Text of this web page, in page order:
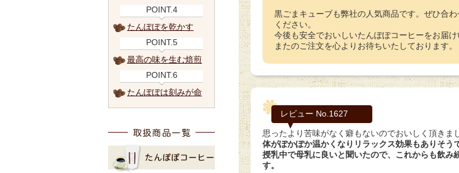
黒ごまキューブも弊社の人気商品です。ぜひ合わ
ください。
今後も安全でおいしいたんぽぽコーヒーをお届け
またのご注文を心よりお待ちいたしております。
レビュー No.1627
思ったより苦味がなく癖もないのでおいしく頂きま
体がぽかぽか温かくなりリラックス効果もありそう
授乳中で母乳に良いと聞いたので、これからも飲み
す。
POINT.4
たんぽぽを乾かす
POINT.5
最高の味を生む焙煎
POINT.6
たんぽぽは刻みが命